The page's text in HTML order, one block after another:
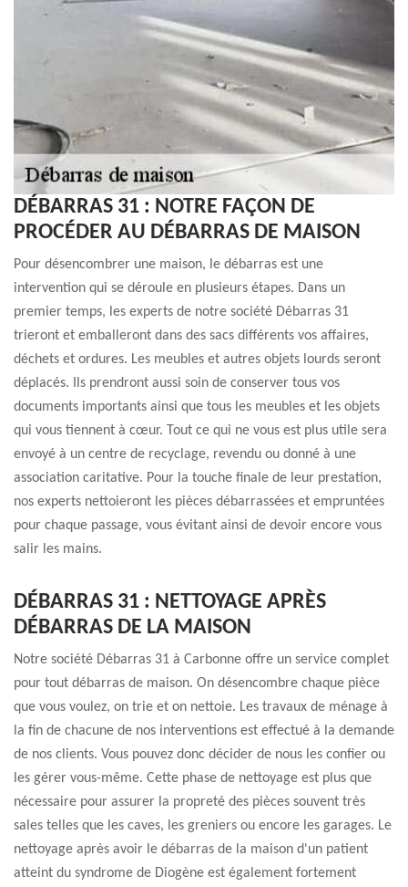
DÉBARRAS 31 : NOTRE FAÇON DE
PROCÉDER AU DÉBARRAS DE MAISON
Pour désencombrer une maison, le débarras est une
intervention qui se déroule en plusieurs étapes. Dans un
premier temps, les experts de notre société Débarras 31
trieront et emballeront dans des sacs différents vos affaires,
déchets et ordures. Les meubles et autres objets lourds seront
déplacés. Ils prendront aussi soin de conserver tous vos
documents importants ainsi que tous les meubles et les objets
qui vous tiennent à cœur. Tout ce qui ne vous est plus utile sera
envoyé à un centre de recyclage, revendu ou donné à une
association caritative. Pour la touche finale de leur prestation,
nos experts nettoieront les pièces débarrassées et empruntées
pour chaque passage, vous évitant ainsi de devoir encore vous
salir les mains.
DÉBARRAS 31 : NETTOYAGE APRÈS
DÉBARRAS DE LA MAISON
Notre société Débarras 31 à Carbonne offre un service complet
pour tout débarras de maison. On désencombre chaque pièce
que vous voulez, on trie et on nettoie. Les travaux de ménage à
la fin de chacune de nos interventions est effectué à la demande
de nos clients. Vous pouvez donc décider de nous les confier ou
les gérer vous-même. Cette phase de nettoyage est plus que
nécessaire pour assurer la propreté des pièces souvent très
sales telles que les caves, les greniers ou encore les garages. Le
nettoyage après avoir le débarras de la maison d'un patient
atteint du syndrome de Diogène est également fortement